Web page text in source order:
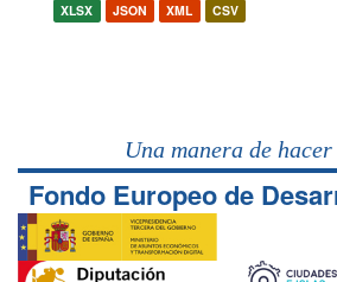
XLSX JSON XML CSV
Una manera de
Fondo Europeo de